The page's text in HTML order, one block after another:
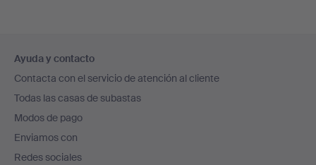
en
el
pie
de
página
Ayuda y contacto
Contacta con el servicio de atención al cliente
Todas las casas de subastas
Modos de pago
Enviamos con
Redes sociales